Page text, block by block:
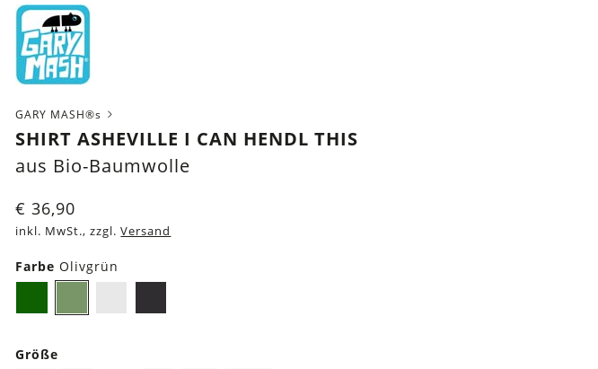
GARY MASH®s
SHIRT ASHEVILLE I CAN HENDL THIS
aus Bio-Baumwolle
€ 36,90
inkl. MwSt., zzgl. Versand
Farbe Olivgrün
Größe